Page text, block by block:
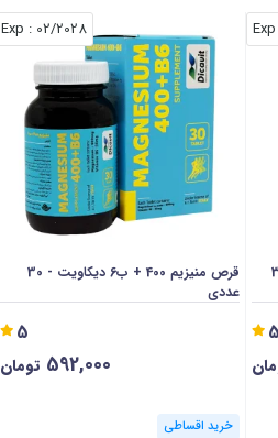
- 30
5
02/2028
: Exp
قرص منیزیم 400 + ب6 دیکاویت - 30
عددی
5
592,000 تومان
خرید اقساطی